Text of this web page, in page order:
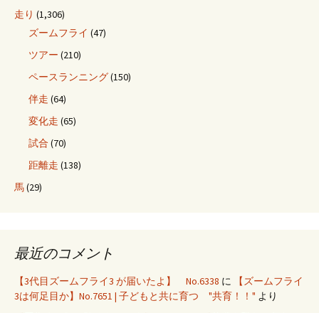
走り (1,306)
ズームフライ (47)
ツアー (210)
ペースランニング(150)
伴走 (64)
変化走 (65)
試合 (70)
距離走 (138)
馬(29)
最近のコメント
【3代目ズームフライ3 が届いたよ】 No.6338 に
【ズームフライ
3は何足目か】No.7651 | 子どもと共に育つ "共育！！" より